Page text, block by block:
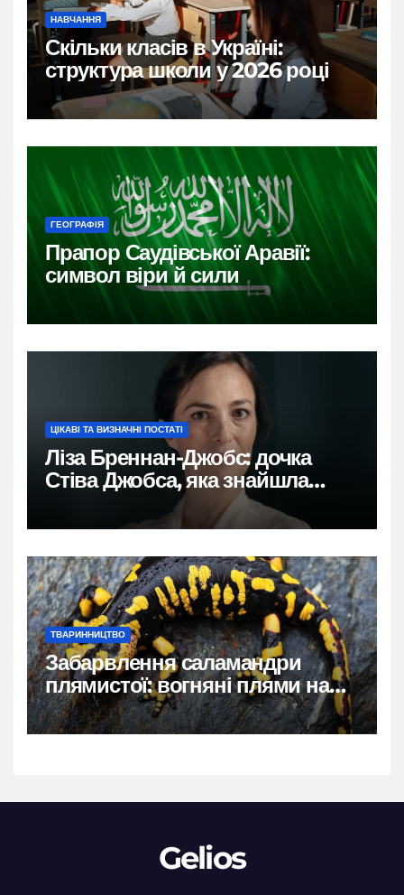
НАВЧАННЯ
Скільки класів в Україні:
структура школи у 2026 році
ГЕОГРАФІЯ
Прапор Саудівської Аравії:
символ віри й сили
ЦІКАВІ ТА ВИЗНАЧНІ ПОСТАТІ
Ліза Бреннан-Джобс: дочка
Стіва Джобса, яка знайшла
власний голос
ТВАРИННИЦТВО
Забарвлення саламандри
плямистої: вогняні плями на
чорному тлі
Gelios